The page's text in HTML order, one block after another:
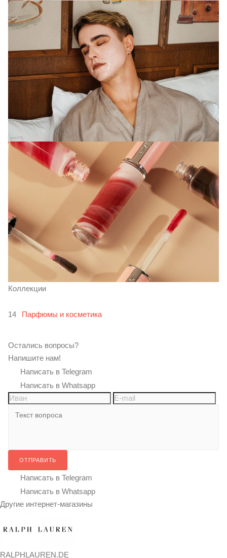
Коллекции
Парфюмы и косметика
Остались вопросы?
Напишите нам!
Написать в Telegram
Написать в Whatsapp
ОТПРАВИТЬ
Написать в Telegram
Написать в Whatsapp
Другие интернет-магазины
RALPHLAUREN.DE